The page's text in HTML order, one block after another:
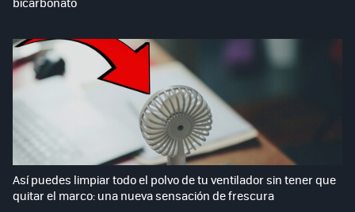
Así puedes limpiar todo el polvo de tu ventilador sin tener que
quitar el marco: una nueva sensación de frescura